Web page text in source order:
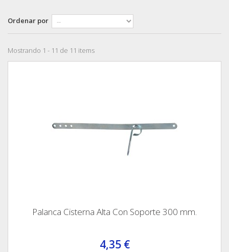
Ordenar por
Mostrando 1 - 11 de 11 items
Palanca Cisterna Alta Con Soporte 300 mm.
4,35 €